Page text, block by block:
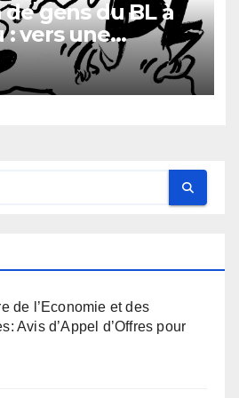
gens du BL à
: vers une
conseillés du
Kénéma ?
de l’Economie et des
Avis d’Appel d’Offres pour